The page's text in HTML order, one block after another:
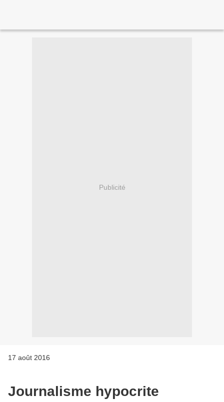
Publicité
17 août 2016
Journalisme hypocrite